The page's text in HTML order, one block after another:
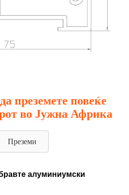
преземете повеќе
во Јужна Африка
Преземи
алуминиумски